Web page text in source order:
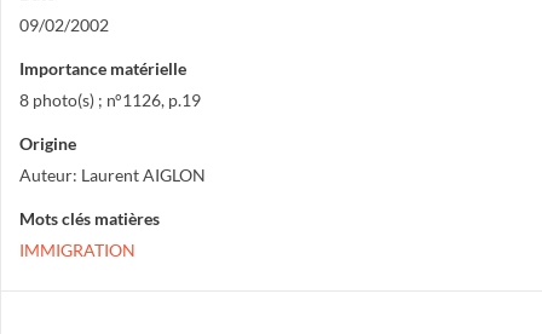
09/02/2002
Importance matérielle
8 photo(s) ; n°1126, p.19
Origine
Auteur: Laurent AIGLON
Mots clés matières
IMMIGRATION